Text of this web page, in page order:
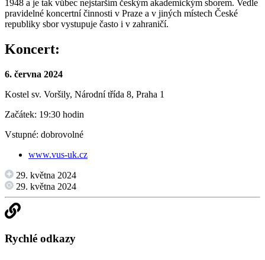
1948 a je tak vůbec nejstarším českým akademickým sborem. Vedle
pravidelné koncertní činnosti v Praze a v jiných místech České
republiky sbor vystupuje často i v zahraničí.
Koncert:
6. června 2024
Kostel sv. Voršily, Národní třída 8, Praha 1
Začátek: 19:30 hodin
Vstupné: dobrovolné
www.vus-uk.cz
29. května 2024
29. května 2024
Rychlé odkazy